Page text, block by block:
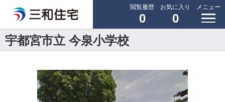
閲覧履歴
0
お気に入り
0
メニュー
宇都宮市立 今泉小学校